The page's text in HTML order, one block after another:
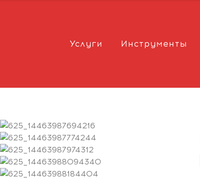
Услуги Инструменты